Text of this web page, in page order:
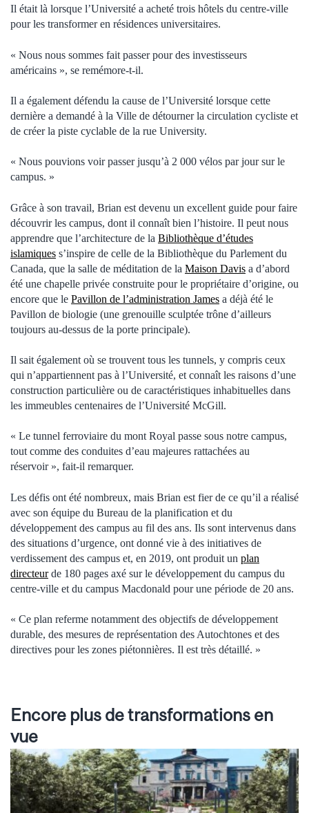
Il était là lorsque l’Université a acheté trois hôtels du centre-ville
pour les transformer en résidences universitaires.
« Nous nous sommes fait passer pour des investisseurs
américains », se remémore-t-il.
Il a également défendu la cause de l’Université lorsque cette
dernière a demandé à la Ville de détourner la circulation cycliste et
de créer la piste cyclable de la rue University.
« Nous pouvions voir passer jusqu’à 2 000 vélos par jour sur le
campus. »
Grâce à son travail, Brian est devenu un excellent guide pour faire
découvrir les campus, dont il connaît bien l’histoire. Il peut nous
apprendre que l’architecture de la Bibliothèque d’études
islamiques s’inspire de celle de la Bibliothèque du Parlement du
Canada, que la salle de méditation de la Maison Davis a d’abord
été une chapelle privée construite pour le propriétaire d’origine, ou
encore que le Pavillon de l’administration James a déjà été le
Pavillon de biologie (une grenouille sculptée trône d’ailleurs
toujours au-dessus de la porte principale).
Il sait également où se trouvent tous les tunnels, y compris ceux
qui n’appartiennent pas à l’Université, et connaît les raisons d’une
construction particulière ou de caractéristiques inhabituelles dans
les immeubles centenaires de l’Université McGill.
« Le tunnel ferroviaire du mont Royal passe sous notre campus,
tout comme des conduites d’eau majeures rattachées au
réservoir », fait-il remarquer.
Les défis ont été nombreux, mais Brian est fier de ce qu’il a réalisé
avec son équipe du Bureau de la planification et du
développement des campus au fil des ans. Ils sont intervenus dans
des situations d’urgence, ont donné vie à des initiatives de
verdissement des campus et, en 2019, ont produit un plan
directeurde 180 pages axé sur le développement du campus du
centre-ville et du campus Macdonald pour une période de 20 ans.
« Ce plan referme notamment des objectifs de développement
durable, des mesures de représentation des Autochtones et des
directives pour les zones piétonnières. Il est très détaillé. »
Encore plus de transformations en
vue